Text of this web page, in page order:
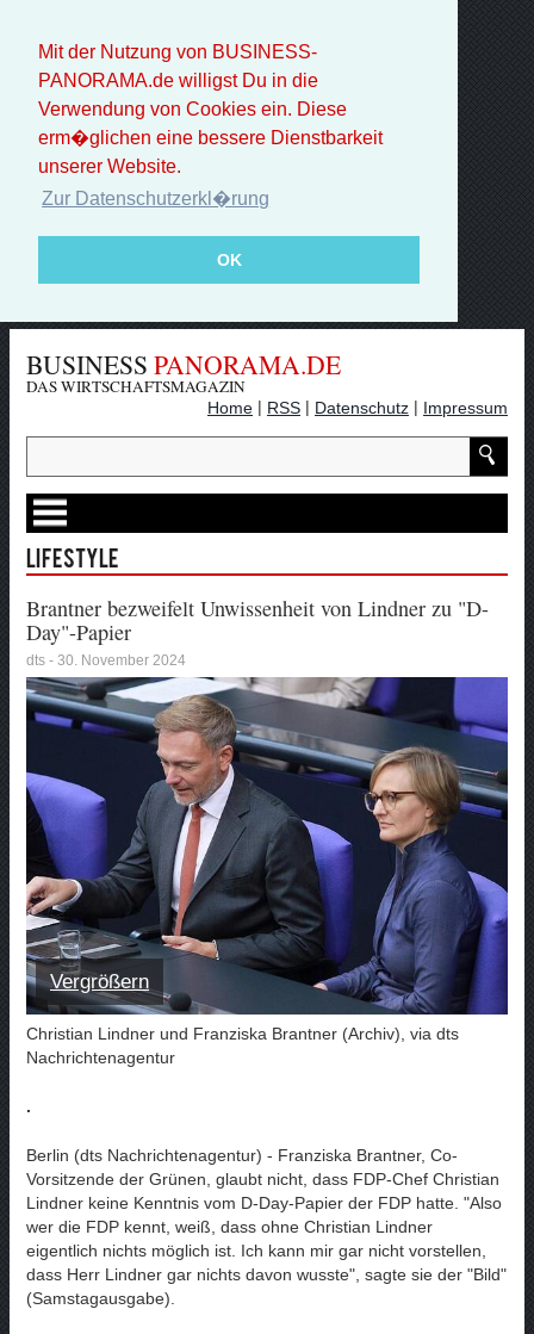
Mit der Nutzung von BUSINESS-
PANORAMA.de willigst Du in die
Verwendung von Cookies ein. Diese
erm�glichen eine bessere Dienstbarkeit
unserer Website.
Zur Datenschutzerkl�rung
OK
BUSINESS PANORAMA.DE
DAS WIRTSCHAFTSMAGAZIN
Home | RSS | Datenschutz | Impressum
Lifestyle
Brantner bezweifelt Unwissenheit von Lindner zu "D-
Day"-Papier
dts - 30. November 2024
Vergrößern
Christian Lindner und Franziska Brantner (Archiv), via dts
Nachrichtenagentur
.
Berlin (dts Nachrichtenagentur) - Franziska Brantner, Co-
Vorsitzende der Grünen, glaubt nicht, dass FDP-Chef Christian
Lindner keine Kenntnis vom D-Day-Papier der FDP hatte. "Also
wer die FDP kennt, weiß, dass ohne Christian Lindner
eigentlich nichts möglich ist. Ich kann mir gar nicht vorstellen,
dass Herr Lindner gar nichts davon wusste", sagte sie der "Bild"
(Samstagausgabe).